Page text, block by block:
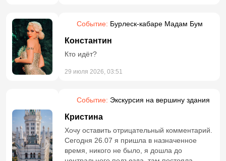
Событие: Бурлеск-кабаре Мадам Бум
Константин
Кто идёт?
29 июля 2026, 03:51
Событие: Экскурсия на вершину здания
Кристина
Хочу оставить отрицательный комментарий.
Сегодня 26.07 я пришла в назначенное
время, никого не было, я дошла до